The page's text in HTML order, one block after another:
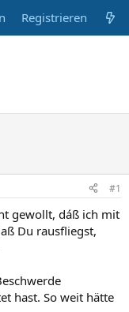
Registrieren
#1
gewollt, dáß ich mit
Du rausfliegst,
hast. So weit hätte